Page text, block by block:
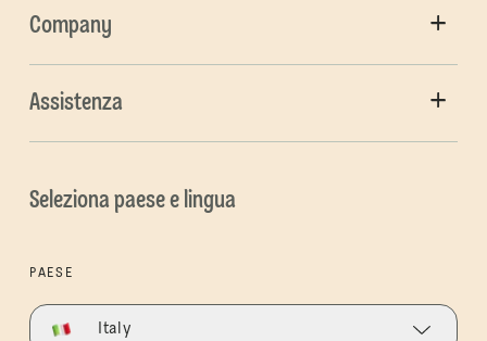
Company
Assistenza
Seleziona paese e lingua
PAESE
Italy